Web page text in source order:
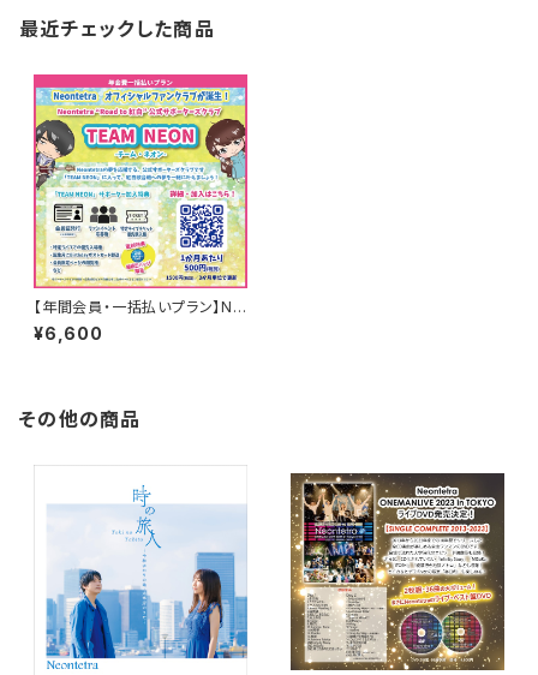
最近チェックした商品
【年間会員・一括払いプラン】Ne
ontetra サポーターズクラブ「T
EAM NEON」会員専用グッズ
¥6,600
その他の商品